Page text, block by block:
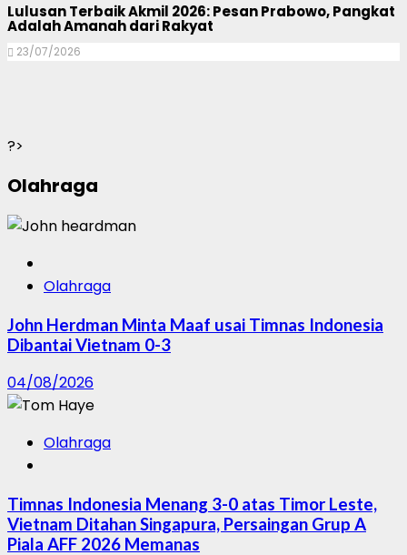
Lulusan Terbaik Akmil 2026: Pesan Prabowo, Pangkat
Adalah Amanah dari Rakyat
23/07/2026
?>
Olahraga
Olahraga
John Herdman Minta Maaf usai Timnas Indonesia
Dibantai Vietnam 0-3
04/08/2026
Olahraga
Timnas Indonesia Menang 3-0 atas Timor Leste,
Vietnam Ditahan Singapura, Persaingan Grup A
Piala AFF 2026 Memanas